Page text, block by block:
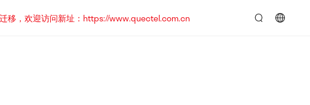
移，欢迎访问新址：https://www.quectel.com.cn